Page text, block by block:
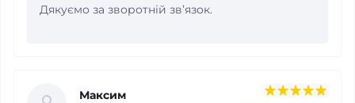
Дякуємо за зворотній звʼязок.
Максим